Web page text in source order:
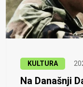
KULTURA
Na Današnji